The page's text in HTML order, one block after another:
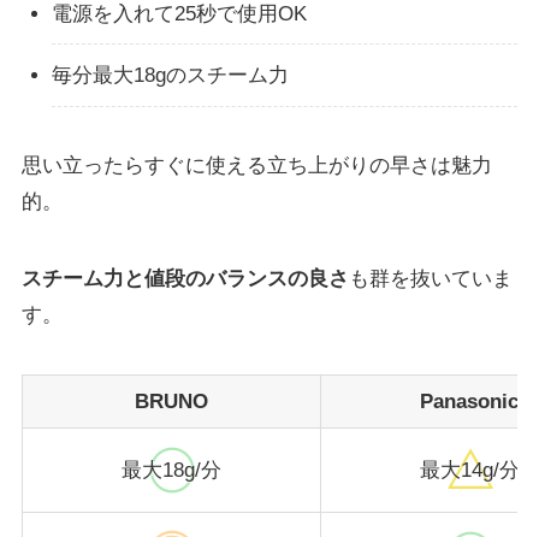
電源を入れて25秒で使用OK
毎分最大18gのスチーム力
思い立ったらすぐに使える立ち上がりの早さは魅力
的。
スチーム力と値段のバランスの良さ も群を抜いていま
す。
BRUNO Panasonic
最大18g/分 最大14g/分